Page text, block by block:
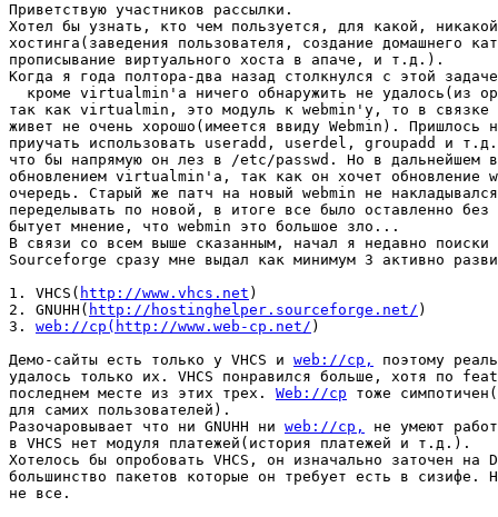
Приветствую участников рассылки.
Хотел бы узнать, кто чем пользуется, для какой,
хостинга(заведения пользователя, создание домашнего
прописывание виртуального хоста в апаче, и т.д.).
Когда я года полтора-два назад столкнулся с этой
кроме virtualmin'а ничего обнаружить не удалось(из
так как virtualmin, это модуль к webmin'у, то в
живет не очень хорошо(имеется ввиду Webmin). Пришлось
приучать использовать useradd, userdel, groupadd и
что бы напрямую он лез в /etc/passwd. Но в дальнейшем
обновлением virtualmin'а, так как он хочет обновление
очередь. Старый же патч на новый webmin не
переделывать по новой, в итоге все было оставленно
бытует мнение, что webmin это большое зло...
В связи со всем выше сказанным, начал я недавно
Sourceforge сразу мне выдал как минимум 3 активно
1. VHCS( http://www.vhcs.net )
2. GNUHH( http://hostinghelper.sourceforge.net/ )
3. web://cp(http://www.web-cp.net/ )
Демо-сайты есть только у VHCS и web://cp,
поэтому
удалось только их. VHCS понравился больше, хотя по
последнем месте из этих трех. Web://cp тоже
для самих пользователей).
Разочаровывает что ни GNUHH ни web://cp,
не умеют
в VHCS нет модуля платежей(история платежей и т.д.).
Хотелось бы опробовать VHCS, он изначально заточен
большинство пакетов которые он требует есть в
не все.